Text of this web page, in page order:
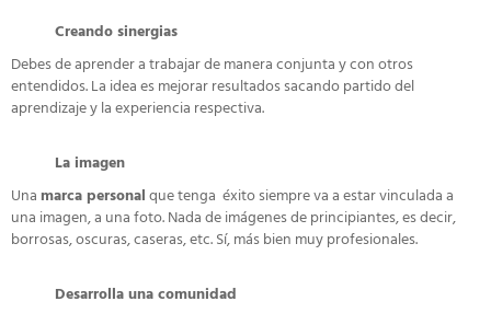
Creando sinergias
Debes de aprender a trabajar de manera conjunta y con otros
entendidos. La idea es mejorar resultados sacando partido del
aprendizaje y la experiencia respectiva.
La imagen
Unamarca personalque tenga éxito siempre va a estar vinculada a
una imagen, a una foto. Nada de imágenes de principiantes, es decir,
borrosas, oscuras, caseras, etc. Sí, más bien muy profesionales.
Desarrolla una comunidad